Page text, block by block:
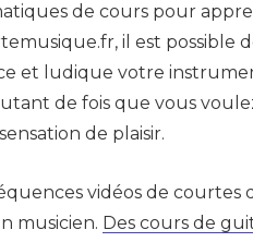
de cours pour
il est possible
et ludique votre
de fois que vous
de plaisir.
vidéos de courtes
musicien. Des cours de